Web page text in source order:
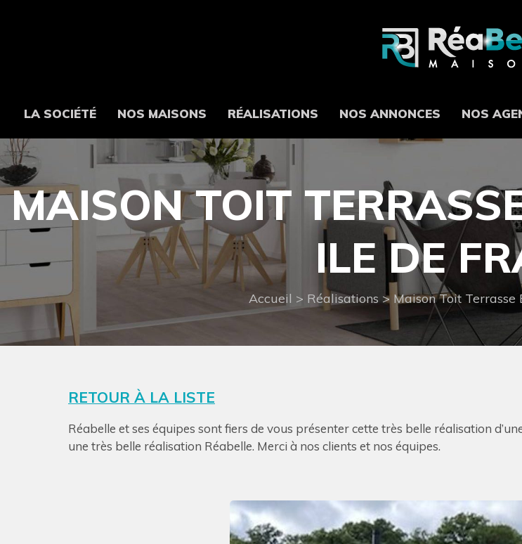
LA SOCIÉTÉ NOS MAISONS RÉALISATIONS NOS ANNONCES NOS
MAISON TOIT
ILE DE
Accueil > Réalisations > Maison Toit Terrasse
RETOUR À LA LISTE
Réabelle et ses équipes sont fiers de vous présenter cette très belle réalisation
une très belle réalisation Réabelle. Merci à nos clients et nos équipes.